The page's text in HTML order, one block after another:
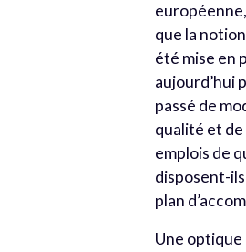
que la
été mise en
aujourd’hui
passé de
qualité et
emplois de
disposent-ils
plan
Une